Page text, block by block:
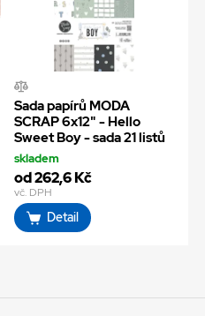
Sada papírů MODA
SCRAP 6x12" - Hello
Sweet Boy - sada 21 listů
skladem
od 262,6 Kč
vč. DPH
Detail